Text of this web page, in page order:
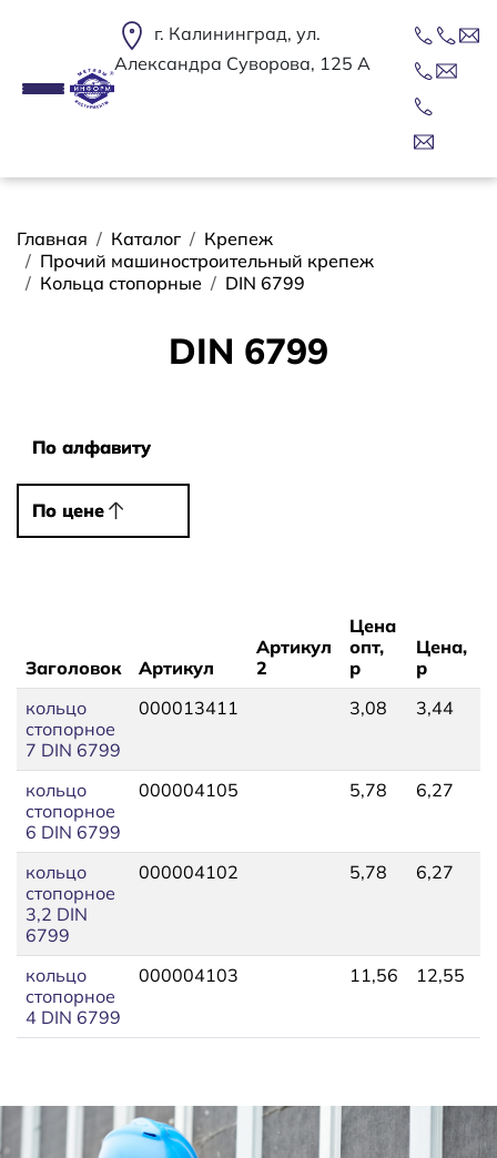
г. Калининград, ул.
Александра Суворова, 125 А
Строка навигации
Главная Каталог
Крепеж
Прочий машиностроительный крепеж
Кольца стопорные
DIN 6799
DIN 6799
По алфавиту
По алфавиту
По цене
По цене
Заголовок Артикул
Артикул
2
Цена
опт,
р
Цена,
р
кольцо
стопорное
7 DIN 6799
000013411 3,08 3,44
кольцо
стопорное
6 DIN 6799
000004105 5,78 6,27
кольцо
стопорное
3,2 DIN
6799
000004102 5,78 6,27
кольцо
стопорное
4 DIN 6799
000004103 11,56 12,55